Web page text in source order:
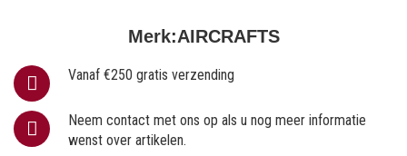
Merk:AIRCRAFTS
Vanaf €250 gratis verzending
Neem contact met ons op als u nog meer informatie
wenst over artikelen.